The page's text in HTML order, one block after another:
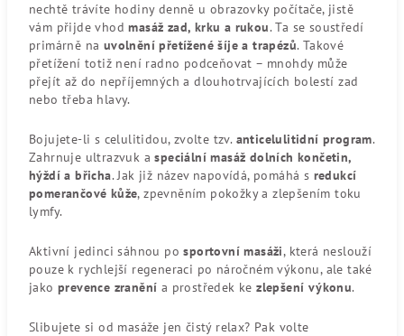
nechtě trávíte hodiny denně u obrazovky počítače, jistě
vám přijde vhodmasáž zad, krku a rukou. Ta se soustředí
primárně na uvolnění přetížené šíje a trapézů. Takové
přetížení totiž není radno podceňovat – mnohdy může
přejít až do nepříjemných a dlouhotrvajících bolestí zad
nebo třeba hlavy.
Bojujete-li s celulitidou, zvolte tzv. anticelulitidní program.
Zahrnuje ultrazvuk aspeciální masáž dolních končetin,
hýždí a břicha. Jak již název napovídá, pomáhá s redukcí
pomerančové kůže, zpevněním pokožky a zlepšením toku
lymfy.
Aktivní jedinci sáhnou posportovní masáži, která neslouží
pouze k rychlejší regeneraci po náročném výkonu, ale také
jako prevence zranění a prostředek kezlepšení výkonu.
Slibujete si od masáže jen čistý relax? Pak volte